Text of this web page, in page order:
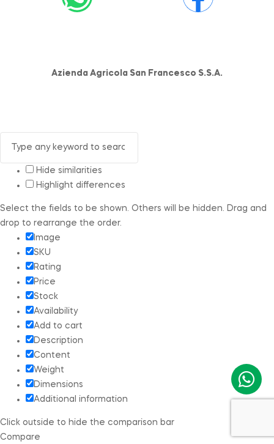
Azienda Agricola San Francesco S.S.A.
Hide similarities
Highlight differences
Select the fields to be shown. Others will be hidden. Drag and
drop to rearrange the order.
Image
SKU
Rating
Price
Stock
Availability
Add to cart
Description
Content
Weight
Dimensions
Additional information
Click outside to hide the comparison bar
Compare